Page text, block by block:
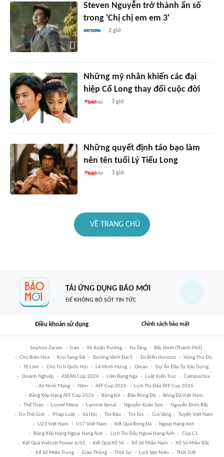
Steven Nguyễn trở thành ẩn số
trong 'Chị chị em em 3'
2 giờ
Những mỹ nhân khiến các đại
hiệp Cổ Long thay đổi cuộc đời
3 giờ
Những quyết định táo bạo làm
nên tên tuổi Lý Tiểu Long
3 giờ
VỀ TRANG CHỦ
TẢI ỨNG DỤNG BÁO MỚI
ĐỂ KHÔNG BỎ SÓT TIN TỨC
Điều khoản sử dụng Chính sách bảo mật
Sophon Zaram Iran Võ Xuân Trường Hạ Tầng
Bắc Ninh (thành Phố)
Chợ Biên Hòa
Kim Sang-Sik Đường Vành Đai 5 Eo Biển Hormuz
Vùng Thủ Đô
Tô Lâm
Chủ Tịch Quốc Hội Lê Minh Hưng Oman
Dự Án Đầu Tư Xây Dựng
Doanh Nghiệp
ASEAN Cup 2026 Liên Bang Nga Luật Kiến Trúc
Campuchia
An Ninh Mạng
Năm AFF Cup 2026
Lịch Thi Đấu AFF Cup 2026
Bảng Xếp Hạng AFF Cup 2026
Bóng Đá Báo Bóng Đá
Bóng Đá Việt Nam
Thể Thao
Lionel Messi Lamine Yamal Nguyễn Xuân Son
Nguyễn Đình Bắc
Tin Thế Giới
Pháp Luật Xã Hội Tin Bão Tin Tức Giá Vàng
Tuyển Việt Nam
U23 Việt Nam
U17 Việt Nam Kết Quả Bóng Đá
Ngoại Hạng Anh
Bảng Xếp Hạng Ngoại Hạng Anh
Lịch Thi Đấu Ngoại Hạng Anh
Cúp C1
Kết Quả Vietlott Power 6/55
Kết Quả Xổ Số Xổ Số Miền Nam
Xổ Số Miền Bắc
Xổ Số Miền Trung
Giao Thông Thời Sự Lịch Vạn Niên Thời Tiết